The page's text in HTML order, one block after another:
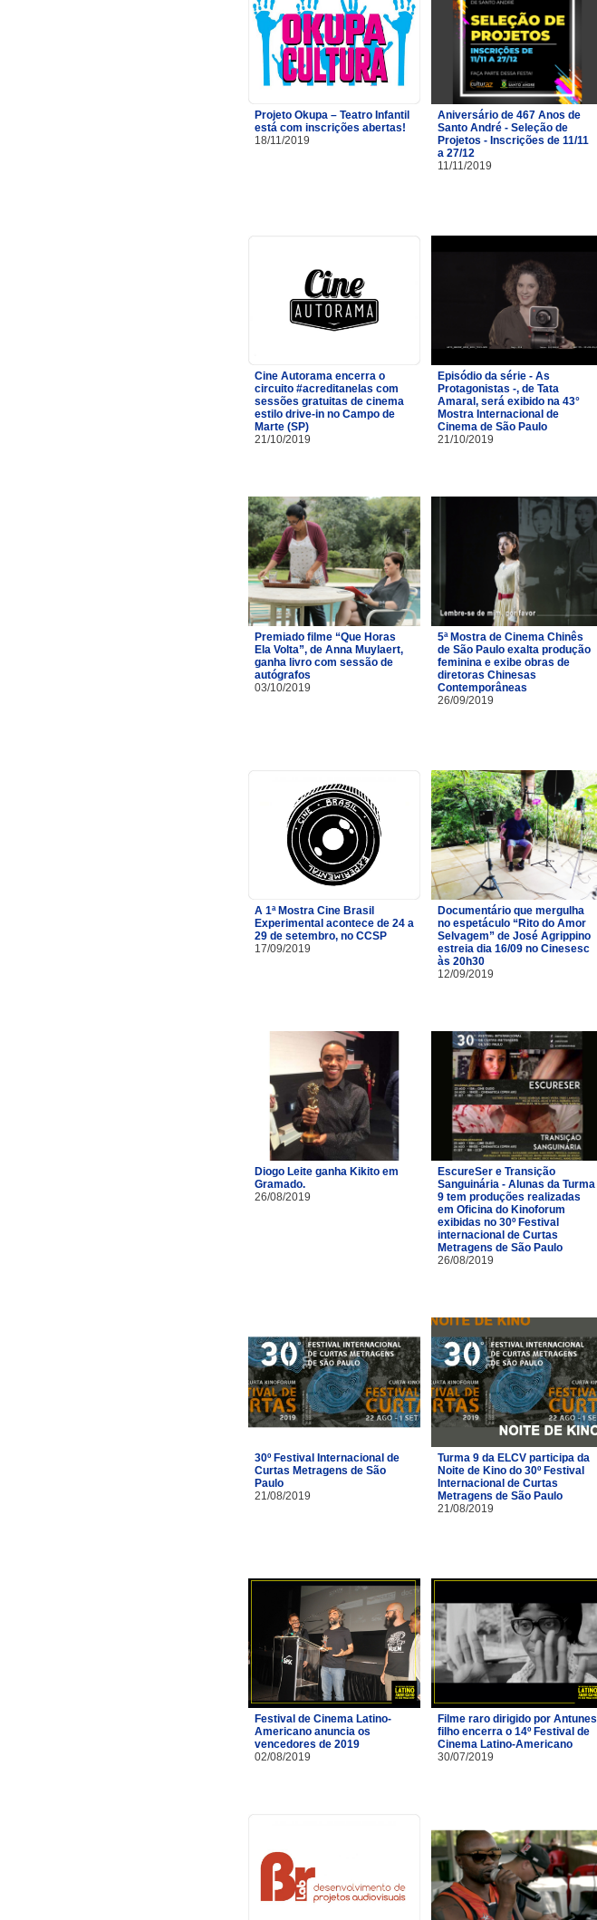
Projeto Okupa – Teatro Infantil
está com inscrições abertas!
18/11/2019
Aniversário de 467 Anos de
Santo André - Seleção de
Projetos - Inscrições de 11/11
a 27/12
11/11/2019
Cine Autorama encerra o
circuito #acreditanelas com
sessões gratuitas de cinema
estilo drive-in no Campo de
Marte (SP)
21/10/2019
Episódio da série - As
Protagonistas -, de Tata
Amaral, será exibido na 43°
Mostra Internacional de
Cinema de São Paulo
21/10/2019
Premiado filme “Que Horas
Ela Volta”, de Anna Muylaert,
ganha livro com sessão de
autógrafos
03/10/2019
5ª Mostra de Cinema Chinês
de São Paulo exalta produção
feminina e exibe obras de
diretoras Chinesas
Contemporâneas
26/09/2019
A 1ª Mostra Cine Brasil
Experimental acontece de 24 a
29 de setembro, no CCSP
17/09/2019
Documentário que mergulha
no espetáculo “Rito do Amor
Selvagem” de José Agrippino
estreia dia 16/09 no Cinesesc
às 20h30
12/09/2019
Diogo Leite ganha Kikito em
Gramado.
26/08/2019
EscureSer e Transição
Sanguinária - Alunas da Turma
9 tem produções realizadas
em Oficina do Kinoforum
exibidas no 30º Festival
internacional de Curtas
Metragens de São Paulo
26/08/2019
30º Festival Internacional de
Curtas Metragens de São
Paulo
21/08/2019
Turma 9 da ELCV participa da
Noite de Kino do 30º Festival
Internacional de Curtas
Metragens de São Paulo
21/08/2019
Festival de Cinema Latino-
Americano anuncia os
vencedores de 2019
02/08/2019
Filme raro dirigido por Antunes
filho encerra o 14º Festival de
Cinema Latino-Americano
30/07/2019